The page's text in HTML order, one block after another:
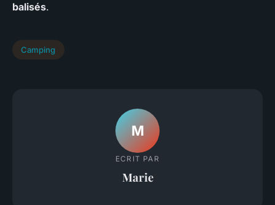
balisés.
Camping
M
ECRIT PAR
Marie